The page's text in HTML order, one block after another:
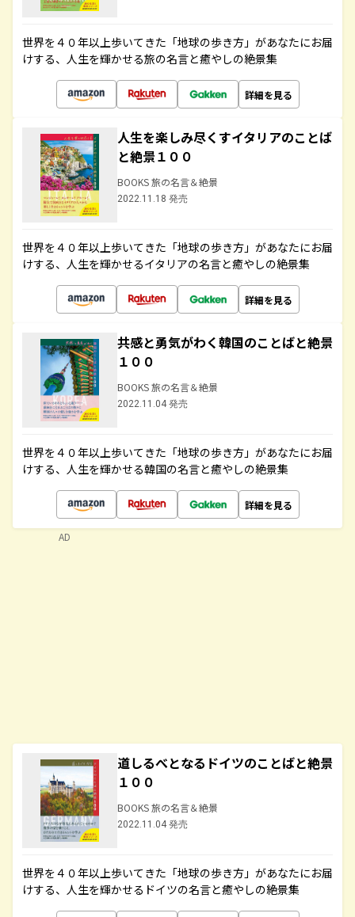
世界を４０年以上歩いてきた「地球の歩き方」があなたにお届
けする、人生を輝かせる旅の名言と癒やしの絶景集
詳細を見る
人生を楽しみ尽くすイタリアのことば
と絶景１００
BOOKS 旅の名言＆絶景
2022.11.18 発売
世界を４０年以上歩いてきた「地球の歩き方」があなたにお届
けする、人生を輝かせるイタリアの名言と癒やしの絶景集
詳細を見る
共感と勇気がわく韓国のことばと絶景
１００
BOOKS 旅の名言＆絶景
2022.11.04 発売
世界を４０年以上歩いてきた「地球の歩き方」があなたにお届
けする、人生を輝かせる韓国の名言と癒やしの絶景集
詳細を見る
道しるべとなるドイツのことばと絶景
１００
BOOKS 旅の名言＆絶景
2022.11.04 発売
世界を４０年以上歩いてきた「地球の歩き方」があなたにお届
けする、人生を輝かせるドイツの名言と癒やしの絶景集
AD